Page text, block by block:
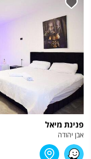
פנינת מיאל
אבן יהודה